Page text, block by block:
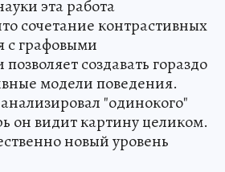
эта работа
сочетание контрастивных
с графовыми
создавать гораздо
модели поведения.
"одинокого"
он видит картину целиком.
новый уровень